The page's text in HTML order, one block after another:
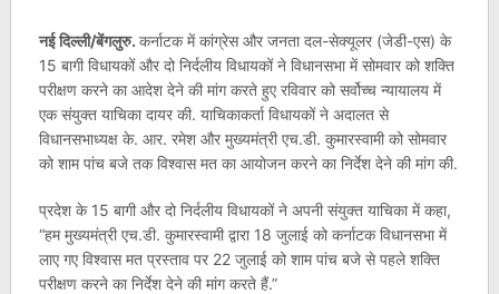
नई दिल्ली/बेंगलुरु. कर्नाटक में कांग्रेस और जनता दल-सेक्यूलर (जेडी-एस) के
15 बागी विधायकों और दो निर्दलीय विधायकों ने विधानसभा में सोमवार को शक्ति
परीक्षण करने का आदेश देने की मांग करते हुए रविवार को सर्वोच्च न्यायालय में
एक संयुक्त याचिका दायर की. याचिकाकर्ता विधायकों ने अदालत से
विधानसभाध्यक्ष के. आर. रमेश और मुख्यमंत्री एच.डी. कुमारस्वामी को सोमवार
को शाम पांच बजे तक विश्वास मत का आयोजन करने का निर्देश देने की मांग की.
प्रदेश के 15 बागी और दो निर्दलीय विधायकों ने अपनी संयुक्त याचिका में कहा,
“हम मुख्यमंत्री एच.डी. कुमारस्वामी द्वारा 18 जुलाई को कर्नाटक विधानसभा में
लाए गए विश्वास मत प्रस्ताव पर 22 जुलाई को शाम पांच बजे से पहले शक्ति
परीक्षण करने का निर्देश देने की मांग करते हैं.”